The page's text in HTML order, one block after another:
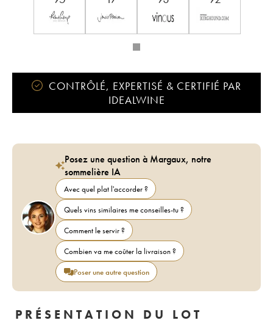
CONTRÔLÉ, EXPERTISÉ & CERTIFIÉ PAR
IDEALWINE
Posez une question à Margaux, notre
sommelière IA
Avec quel plat l'accorder ?
Quels vins similaires me conseilles-tu ?
Comment le servir ?
Combien va me coûter la livraison ?
Poser une autre question
PRÉSENTATION DU LOT